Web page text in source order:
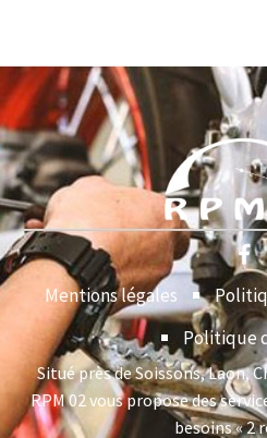
Mentions légales
Politique
Situé près de Soissons, Laon,
RPM 02 vous propose des
besoins « 2